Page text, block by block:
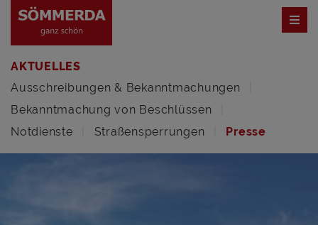
AKTUELLES
Ausschreibungen & Bekanntmachungen
Bekanntmachung von Beschlüssen
Notdienste
Straßensperrungen Presse